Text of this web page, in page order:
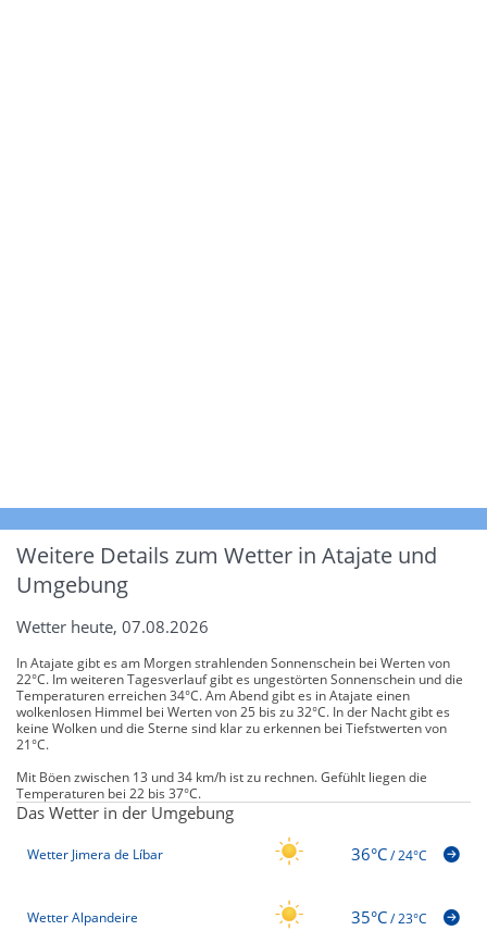
Weitere Details zum Wetter in Atajate und
Umgebung
Wetter heute, 07.08.2026
In Atajate gibt es am Morgen strahlenden Sonnenschein bei Werten von
22°C. Im weiteren Tagesverlauf gibt es ungestörten Sonnenschein und die
Temperaturen erreichen 34°C. Am Abend gibt es in Atajate einen
wolkenlosen Himmel bei Werten von 25 bis zu 32°C. In der Nacht gibt es
keine Wolken und die Sterne sind klar zu erkennen bei Tiefstwerten von
21°C.
Mit Böen zwischen 13 und 34 km/h ist zu rechnen. Gefühlt liegen die
Temperaturen bei 22 bis 37°C.
Das Wetter in der Umgebung
Wetter Jimera de Líbar 36°C/24°C
Wetter Alpandeire 35°C/23°C